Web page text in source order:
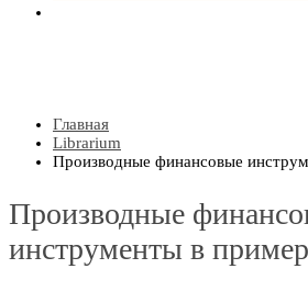
Главная
Librarium
Производные финансовые
Производные
инструменты в